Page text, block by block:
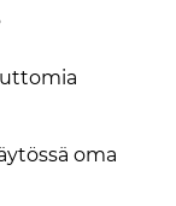
oma